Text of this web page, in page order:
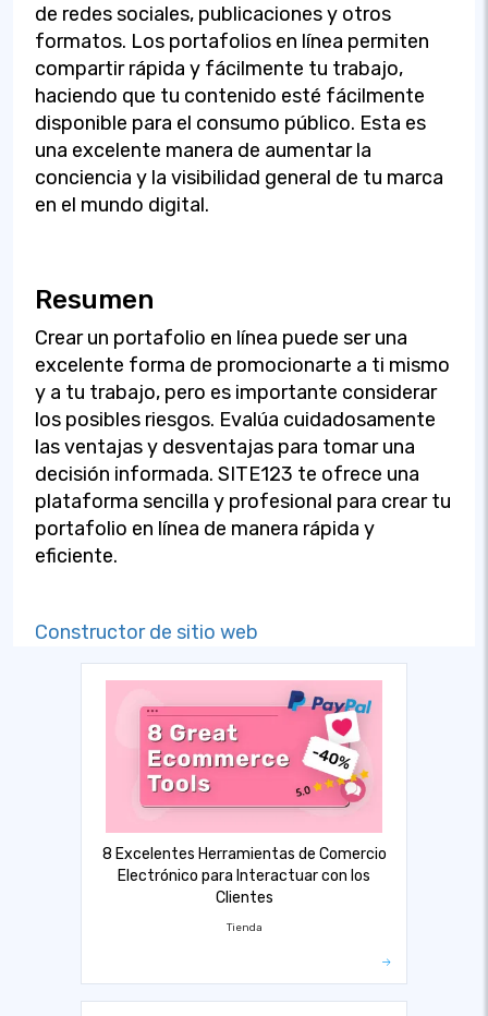
de redes sociales, publicaciones y otros
formatos. Los portafolios en línea permiten
compartir rápida y fácilmente tu trabajo,
haciendo que tu contenido esté fácilmente
disponible para el consumo público. Esta es
una excelente manera de aumentar la
conciencia y la visibilidad general de tu marca
en el mundo digital.
Resumen
Crear un portafolio en línea puede ser una
excelente forma de promocionarte a ti mismo
y a tu trabajo, pero es importante considerar
los posibles riesgos. Evalúa cuidadosamente
las ventajas y desventajas para tomar una
decisión informada. SITE123 te ofrece una
plataforma sencilla y profesional para crear tu
portafolio en línea de manera rápida y
eficiente.
Constructor de sitio web
8 Excelentes Herramientas de Comercio
Electrónico para Interactuar con los
Clientes
Tienda